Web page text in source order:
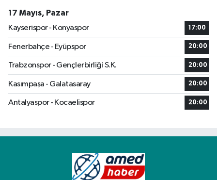
17 Mayıs, Pazar
Kayserispor - Konyaspor
17:00
Fenerbahçe - Eyüpspor 20:00
Trabzonspor - Gençlerbirliği S.K. 20:00
Kasımpaşa - Galatasaray 20:00
Antalyaspor - Kocaelispor 20:00